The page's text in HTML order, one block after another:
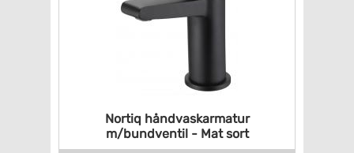
Nortiq håndvaskarmatur
m/bundventil - Mat sort